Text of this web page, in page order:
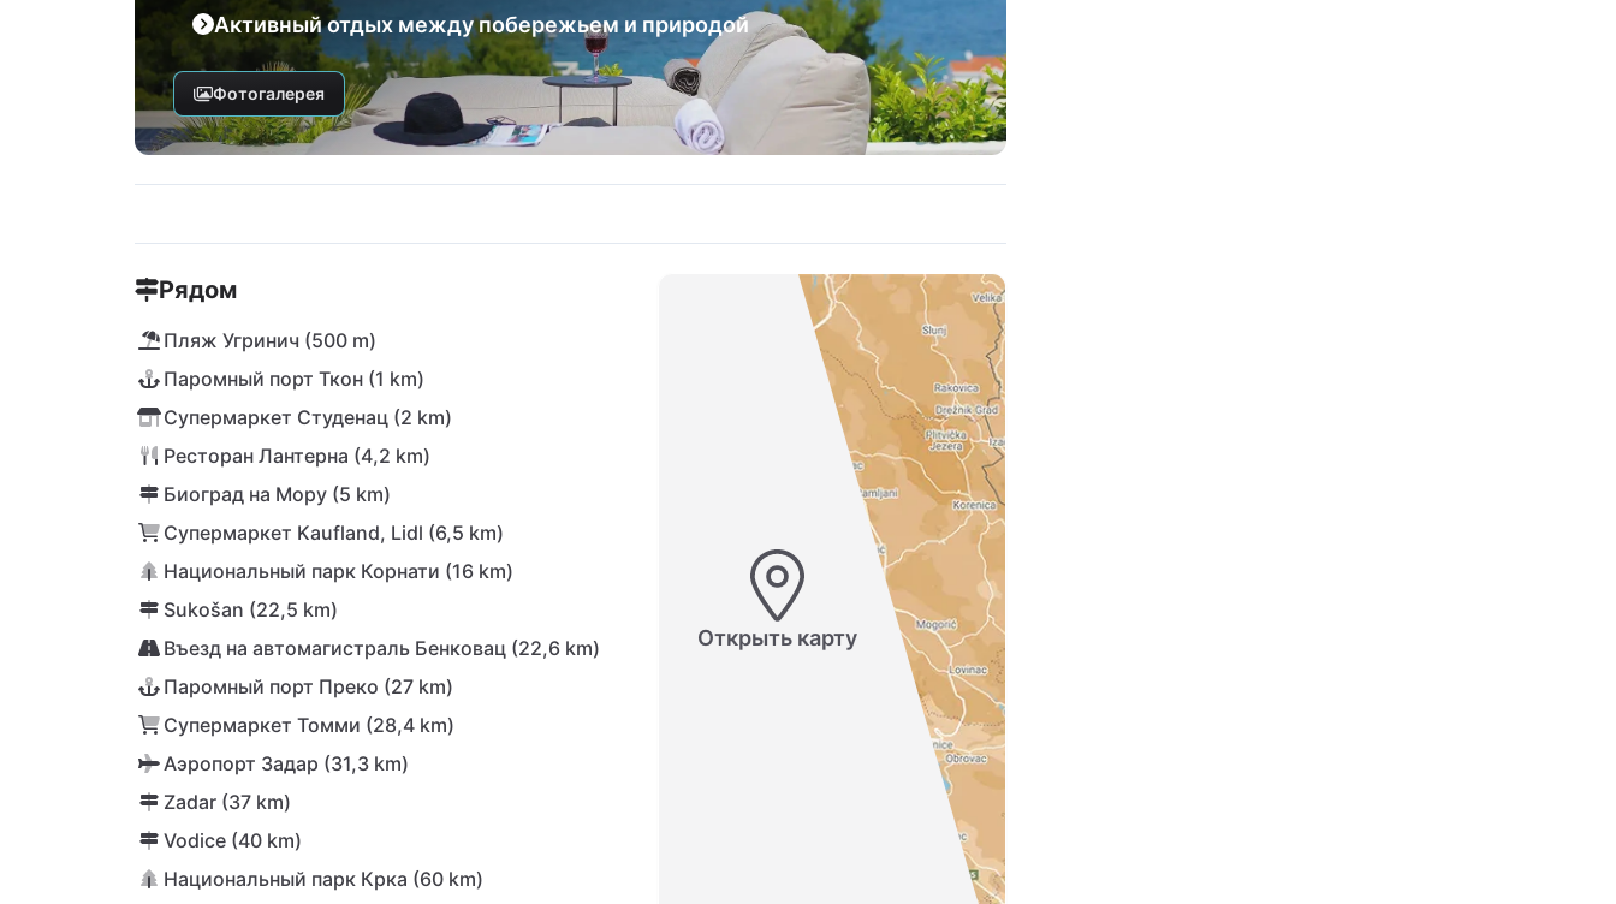
Активный отдых между побережьем и природой
Фотогалерея
Рядом
Пляж Угринич (500 m)
Паромный порт Ткон (1 km)
Супермаркет Студенац (2 km)
Ресторан Лантерна (4,2 km)
Биоград на Мору (5 km)
Супермаркет Kaufland, Lidl (6,5 km)
Национальный парк Корнати (16 km)
Sukošan (22,5 km)
Въезд на автомагистраль Бенковац (22,6 km)
Паромный порт Преко (27 km)
Супермаркет Томми (28,4 km)
Аэропорт Задар (31,3 km)
Zadar (37 km)
Vodice (40 km)
Национальный парк Крка (60 km)
Открыть карту